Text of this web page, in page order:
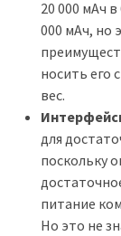
20 000 мАч
000 мАч, но
носить его
вес.
для
поскольку
питание
Но это не